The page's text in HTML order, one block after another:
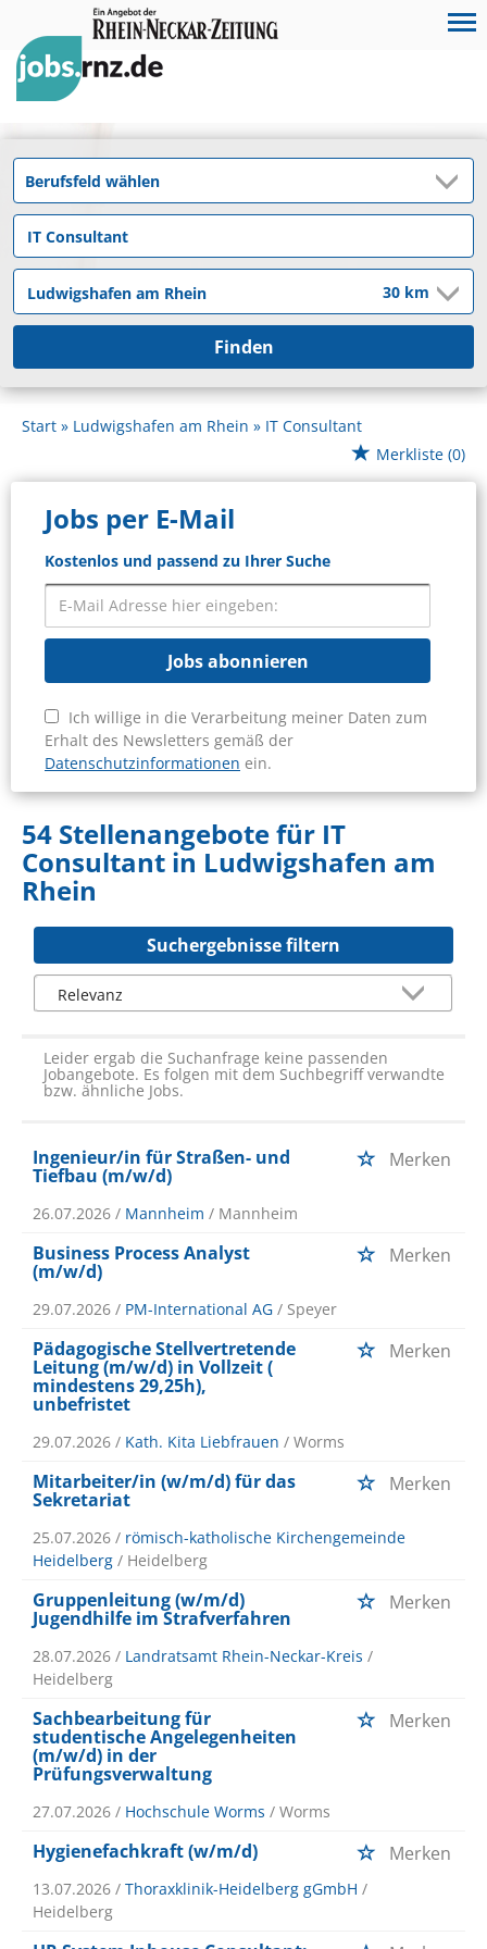
Finden
Start Ludwigshafen am Rhein
IT Consultant
Merkliste (0)
Jobs per E-Mail
Kostenlos und passend zu Ihrer Suche
Jobs abonnieren
Ich willige in die Verarbeitung meiner Daten zum
Erhalt des Newsletters gemäß der
Datenschutzinformationen ein.
54 Stellenangebote für IT
Consultant in Ludwigshafen am
Rhein
Suchergebnisse filtern
Leider ergab die Suchanfrage keine passenden
Jobangebote. Es folgen mit dem Suchbegriff verwandte
bzw. ähnliche Jobs.
Ingenieur/in für Straßen- und
Tiefbau (m/w/d)
Merken
26.07.2026 / Mannheim / Mannheim
Business Process Analyst
(m/w/d)
Merken
29.07.2026 / PM-International AG / Speyer
Pädagogische Stellvertretende
Leitung (m/w/d) in Vollzeit (
mindestens 29,25h),
unbefristet
Merken
29.07.2026 / Kath. Kita Liebfrauen / Worms
Mitarbeiter/in (w/m/d) für das
Sekretariat
Merken
25.07.2026 / römisch-katholische Kirchengemeinde
Heidelberg / Heidelberg
Gruppenleitung (w/m/d)
Jugendhilfe im Strafverfahren
Merken
28.07.2026 / Landratsamt Rhein-Neckar-Kreis /
Heidelberg
Sachbearbeitung für
studentische Angelegenheiten
(m/w/d) in der
Prüfungsverwaltung
Merken
27.07.2026 / Hochschule Worms / Worms
Hygienefachkraft (w/m/d) Merken
13.07.2026 / Thoraxklinik-Heidelberg gGmbH /
Heidelberg